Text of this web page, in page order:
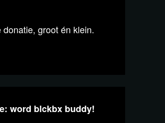
groot én klein.
word blckbx buddy!